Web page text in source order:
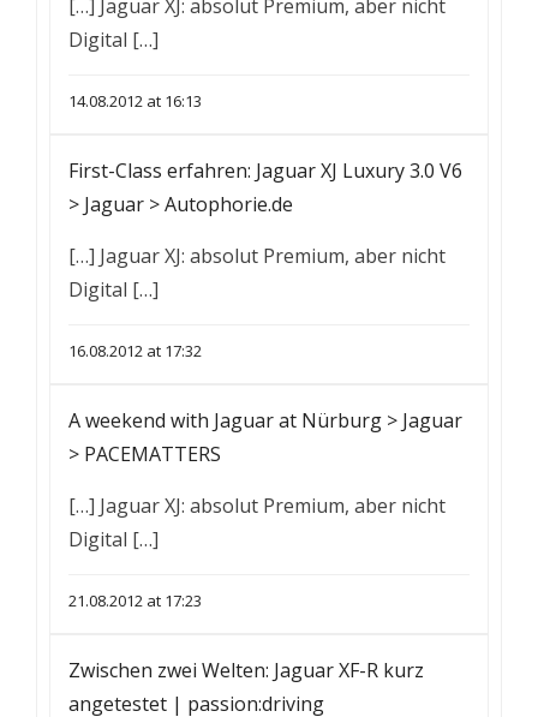
[…] Jaguar XJ: absolut Premium, aber nicht
Digital […]
14.08.2012 at 16:13
First-Class erfahren: Jaguar XJ Luxury 3.0 V6
> Jaguar > Autophorie.de
[…] Jaguar XJ: absolut Premium, aber nicht
Digital […]
16.08.2012 at 17:32
A weekend with Jaguar at Nürburg > Jaguar
> PACEMATTERS
[…] Jaguar XJ: absolut Premium, aber nicht
Digital […]
21.08.2012 at 17:23
Zwischen zwei Welten: Jaguar XF-R kurz
angetestet | passion:driving